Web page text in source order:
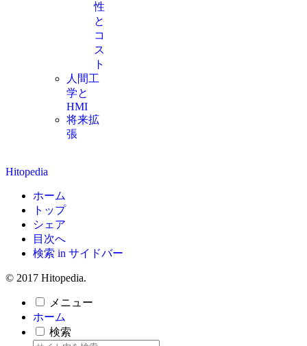
性
と
コ
ス
ト
人間工
学と
HMI
将来拡
張
Hitopedia
ホーム
トップ
シェア
目次へ
検索 in サイドバー
© 2017 Hitopedia.
メニュー
ホーム
検索